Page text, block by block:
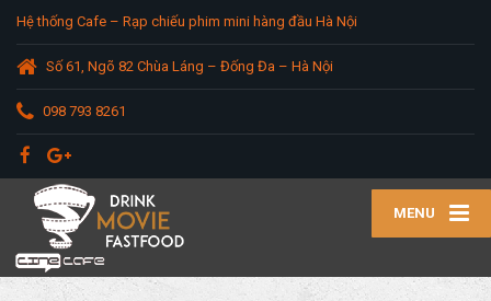
Hệ thống Cafe – Rạp chiếu phim mini hàng đầu Hà Nội
Số 61, Ngõ 82 Chùa Láng – Đống Đa – Hà Nội
098 793 8261
MENU